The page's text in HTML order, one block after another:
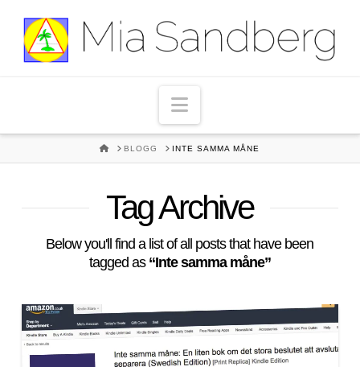
Navigation
HOMEBLOGG INTE SAMMA MÅNE
Tag Archive
Below you'll find a list of all posts that have been
tagged as “Inte samma måne”